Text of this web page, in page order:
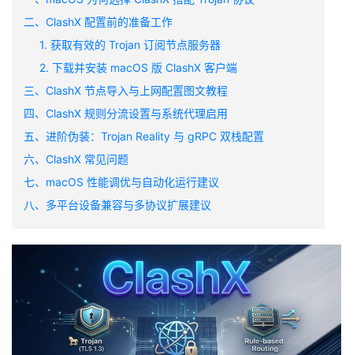
二、ClashX 配置前的准备工作
1. 获取有效的 Trojan 订阅节点服务器
2. 下载并安装 macOS 版 ClashX 客户端
三、ClashX 节点导入与上网配置图文教程
四、ClashX 规则分流设置与系统代理启用
五、进阶伪装：Trojan Reality 与 gRPC 双栈配置
六、ClashX 常见问题
七、macOS 性能调优与自动化运行建议
八、多平台设备兼容与多协议扩展建议